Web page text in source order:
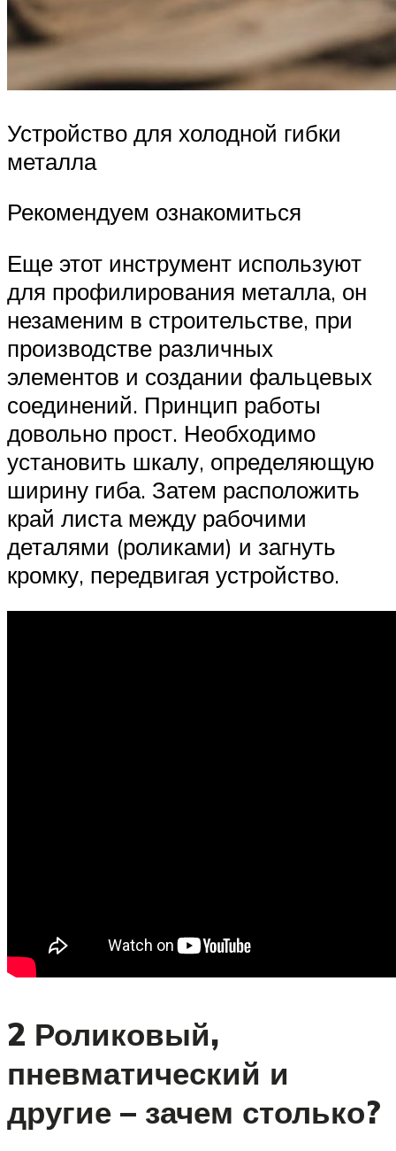
Устройство для холодной гибки
металла
Рекомендуем ознакомиться
Еще этот инструмент используют
для профилирования металла, он
незаменим в строительстве, при
производстве различных
элементов и создании фальцевых
соединений. Принцип работы
довольно прост. Необходимо
установить шкалу, определяющую
ширину гиба. Затем расположить
край листа между рабочими
деталями (роликами) и загнуть
кромку, передвигая устройство.
2 Роликовый,
пневматический и
другие – зачем столько?